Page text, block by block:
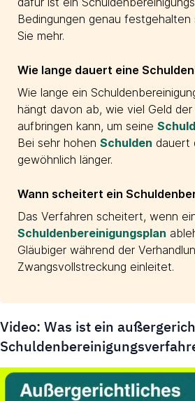
Bedingungen genau festgehalten
Sie mehr.
Wie lange dauert eine
Wie lange ein
hängt davon ab, wie viel Geld
aufbringen kann, um seine
Bei sehr hohen Schulden dauert
gewöhnlich länger.
Wann scheitert ein
Das Verfahren scheitert, wenn
Schuldenbereinigungsplan
Gläubiger während der
Zwangsvollstreckung einleitet.
Video: Was ist ein